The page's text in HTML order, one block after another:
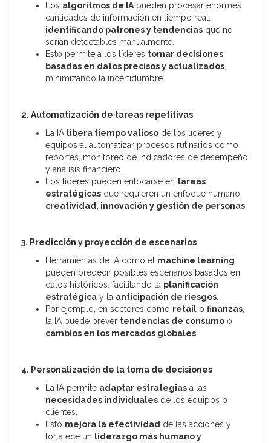
Los algoritmos de IApueden procesar enormes
cantidades de información en tiempo real,
identificando patrones y tendencias que no
serían detectables manualmente.
Esto permite a los líderes tomar decisiones
basadas en datos precisos y actualizados,
minimizando la incertidumbre.
2. Automatización de tareas repetitivas
La IA libera tiempo valioso de los líderes y
equipos al automatizar procesos rutinarios como
reportes, monitoreo de indicadores de desempeño
y análisis financiero.
Los líderes pueden enfocarse en tareas
estratégicas que requieren un enfoque humano:
creatividad, innovación y gestión de personas.
3. Predicción y proyección de escenarios
Herramientas de IA como el machine learning
pueden predecir posibles escenarios basados en
datos históricos, facilitando la planificación
estratégica y la anticipación de riesgos.
Por ejemplo, en sectores como retail o finanzas,
la IA puede prever tendencias de consumo o
cambios en los mercados globales.
4. Personalización de la toma de decisiones
La IA permite adaptar estrategias a las
necesidades individuales de los equipos o
clientes.
Esto mejora la efectividad de las acciones y
fortalece un liderazgo más humano y